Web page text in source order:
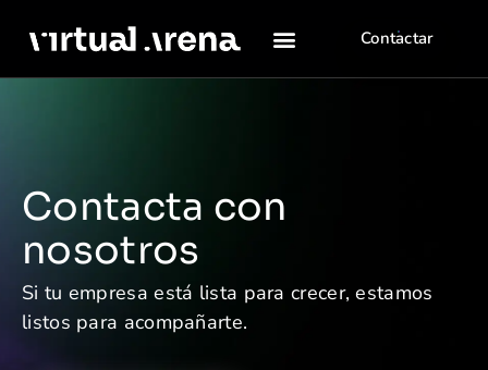
Contactar
Contacta con
nosotros
Si tu empresa está lista para crecer, estamos
listos para acompañarte.